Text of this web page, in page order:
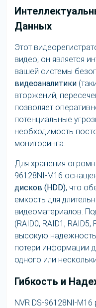
Данных
Этот
видео; он является
вашей системы
видеоаналитики
вторжений,
позволяет
потенциальные
необходимость
мониторинга.
Для хранения
96128NI-M16
дисков (HDD), что
емкость для
видеоматериалов.
(RAID0, RAID1, RAID5,
высокую
потери информации
одного или
Гибкость и
NVR DS-96128NI-